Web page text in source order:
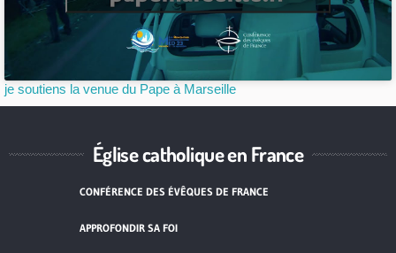
je soutiens la venue du Pape à Marseille
Église catholique en France
CONFÉRENCE DES ÉVÊQUES DE FRANCE
APPROFONDIR SA FOI